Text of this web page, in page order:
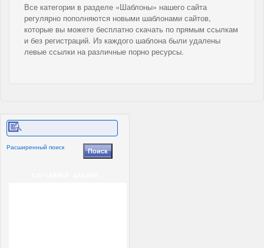
Все категории в разделе «Шаблоны» нашего сайта
регулярно пополняются новыми шаблонами сайтов,
которые вы можете бесплатно скачать по прямым ссылкам
и без регистраций. Из каждого шаблона были удалены
левые ссылки на различные порно ресурсы.
Расширенный поиск